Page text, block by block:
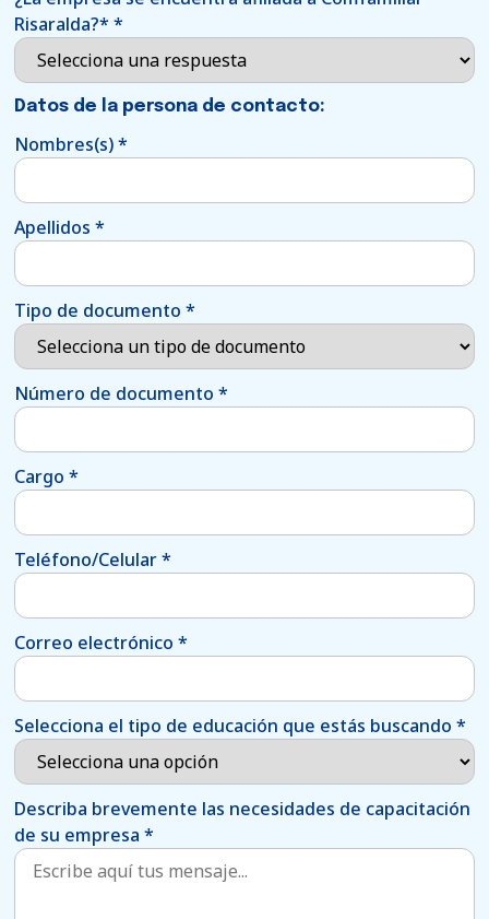
Risaralda?**
Datos de la persona de contacto:
Nombres(s)*
Apellidos*
Tipo de documento*
Número de documento*
Cargo*
Teléfono/Celular*
Correo electrónico*
Selecciona el tipo de educación que estás buscando*
Describa brevemente las necesidades de capacitación
de su empresa*